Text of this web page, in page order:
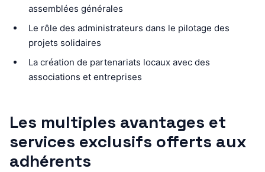
assemblées générales
Le rôle des administrateurs dans le pilotage des
projets solidaires
La création de partenariats locaux avec des
associations et entreprises
Les multiples avantages et
services exclusifs offerts aux
adhérents